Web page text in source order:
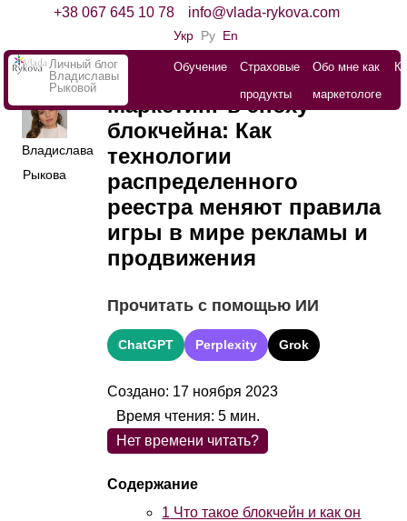
+38 067 645 10 78 info@vlada-rykova.com
Укр Ру En
Личный блог
Владиславы
Рыковой
Обучение
Страховые
продукты
Обо мне как
маркетологе
Владислава
Рыкова
Маркетинг в эпоху
блокчейна: Как
технологии
распределенного
реестра меняют правила
игры в мире рекламы и
продвижения
Прочитать с помощью ИИ
ChatGPT Perplexity Grok
Создано: 17 ноября 2023
Нет времени читать?
1 Что такое блокчейн и как он
Время чтения:5 мин.